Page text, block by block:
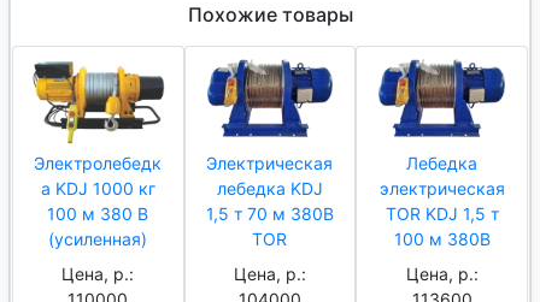
Похожие товары
Электролебедк
а KDJ 1000 кг
100 м 380 В
(усиленная)
Цена, р.:
Электрическая
лебедка KDJ
1,5 т 70 м 380В
TOR
Цена, р.:
Лебедка
электрическая
TOR KDJ 1,5 т
100 м 380В
Цена, р.: